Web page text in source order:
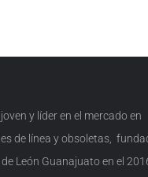
y líder en el mercado en
de línea y obsoletas,
León Guanajuato en el